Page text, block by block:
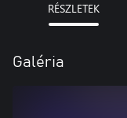
RÉSZLETEK
Galéria